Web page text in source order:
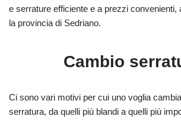
e serrature efficiente e a prezzi convenienti,
la provincia di Sedriano.
Cambio
Ci sono vari motivi per cui uno voglia
serratura, da quelli più blandi a quelli più